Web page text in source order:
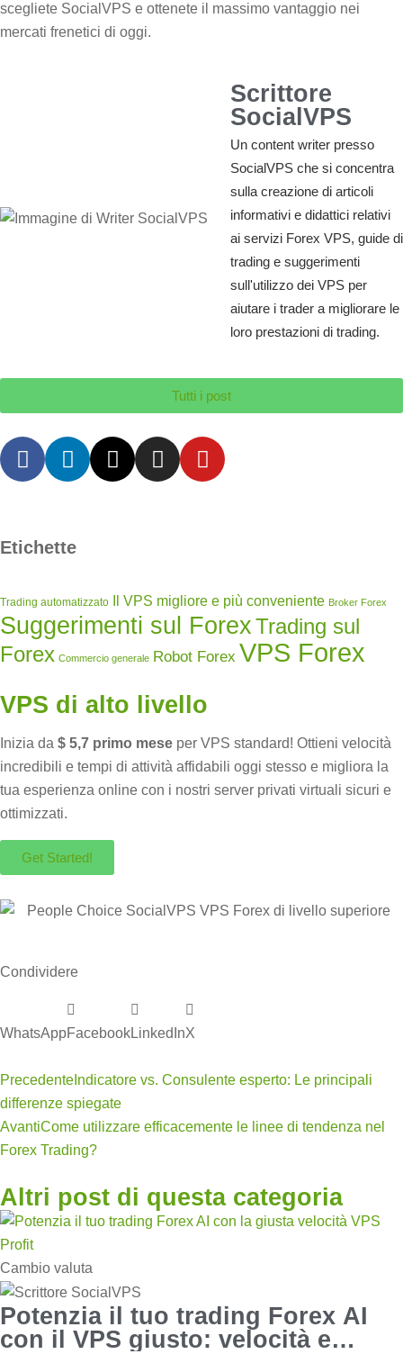
scegliete SocialVPS e ottenete il massimo vantaggio nei
mercati frenetici di oggi.
Scrittore
SocialVPS
Un content writer presso
SocialVPS che si concentra
sulla creazione di articoli
informativi e didattici relativi
ai servizi Forex VPS, guide di
trading e suggerimenti
sull'utilizzo dei VPS per
aiutare i trader a migliorare le
loro prestazioni di trading.
Tutti i post
Etichette
Trading automatizzato Il VPS migliore e più conveniente Broker Forex
Suggerimenti sul ForexTrading sul
Forex Commercio generale Robot Forex VPS Forex
VPS di alto livello
Inizia da $ 5,7 primo mese per VPS standard! Ottieni velocità
incredibili e tempi di attività affidabili oggi stesso e migliora la
tua esperienza online con i nostri server privati ​​virtuali sicuri e
ottimizzati.
Get Started!
Condividere
WhatsAppFacebookLinkedInX
Precedente Indicatore vs. Consulente esperto: Le principali
differenze spiegate
AvantiCome utilizzare efficacemente le linee di tendenza nel
Forex Trading?
Altri post di questa categoria
Cambio valuta
Potenzia il tuo trading Forex AI
con il VPS giusto: velocità e